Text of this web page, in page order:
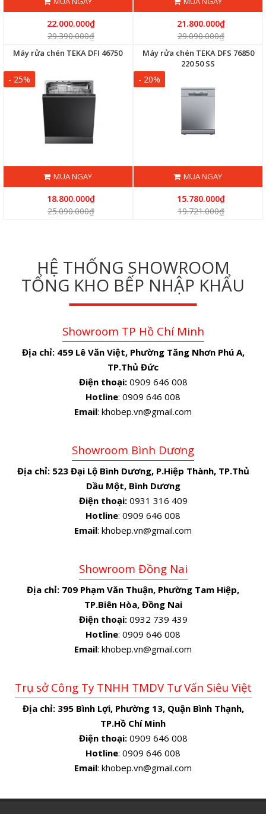
22.000.000₫
29.390.000₫
21.800.000₫
29.090.000₫
Máy rửa chén TEKA DFI 46750
- 25%
MUA NGAY
18.800.000₫
25.090.000₫
Máy rửa chén TEKA DFS 76850
220 50 SS
- 20%
MUA NGAY
15.780.000₫
19.721.000₫
HỆ THỐNG SHOWROOM
TỔNG KHO BẾP NHẬP KHẨU
Showroom TP Hồ Chí Minh
Địa chỉ: 459 Lê Văn Việt, Phường Tăng Nhơn Phú A,
TP.Thủ Đức
Điện thoại:0909 646 008
Hotline: 0909 646 008
Email: khobep.vn@gmail.com
Showroom Bình Dương
Địa chỉ: 523 Đại Lộ Bình Dương, P.Hiệp Thành, TP.Thủ
Dầu Một, Bình Dương
Điện thoại:0931 316 409
Hotline: 0909 646 008
Email: khobep.vn@gmail.com
Showroom Đồng Nai
Địa chỉ: 709 Phạm Văn Thuận, Phường Tam Hiệp,
TP.Biên Hòa, Đồng Nai
Điện thoại:0932 739 439
Hotline: 0909 646 008
Email: khobep.vn@gmail.com
Trụ sở Công Ty TNHH TMDV Tư Vấn Siêu Việt
Địa chỉ: 395 Bình Lợi, Phường 13, Quận Bình Thạnh,
TP.Hồ Chí Minh
Điện thoại:0909 646 008
Hotline: 0909 646 008
Email: khobep.vn@gmail.com